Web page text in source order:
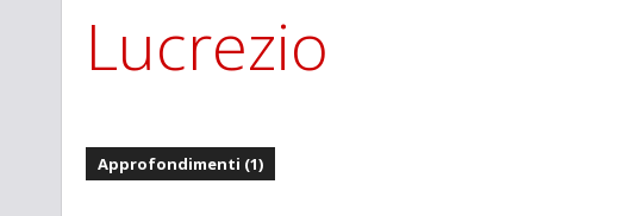
STAR TREK: STRANGE NEW WORLDS
Lucrezio
Approfondimenti (1)